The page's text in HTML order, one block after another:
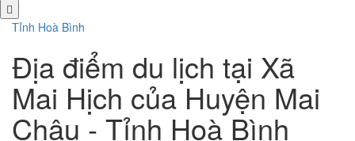
Tỉnh Hoà Bình
Địa điểm du lịch tại Xã
Mai Hịch của Huyện Mai
Châu - Tỉnh Hoà Bình